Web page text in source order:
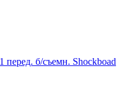
перед. б/съемн. Shockboad